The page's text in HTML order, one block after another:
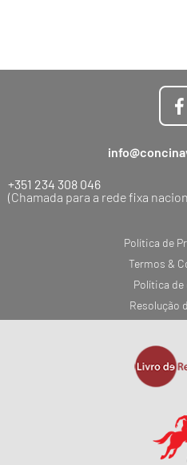
Política de
Termos &
Política
Resolução
+351 234 308 046
(Chamada para a rede fixa